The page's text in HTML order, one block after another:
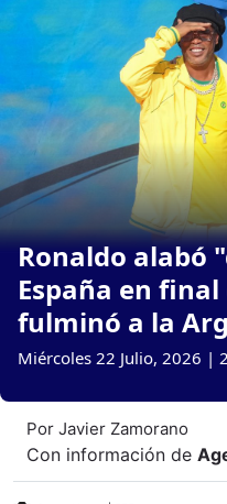
Ronaldo alabó
España en
fulminó a la
Miércoles 22 Julio, 2026 |
Por Javier Zamorano
Con información de